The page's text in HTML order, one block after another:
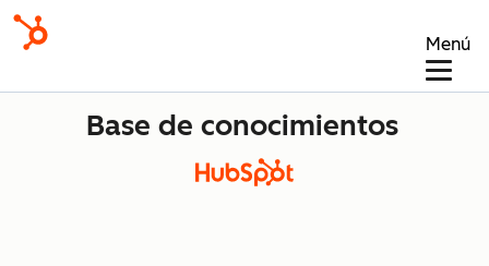
Menú
Base de conocimientos